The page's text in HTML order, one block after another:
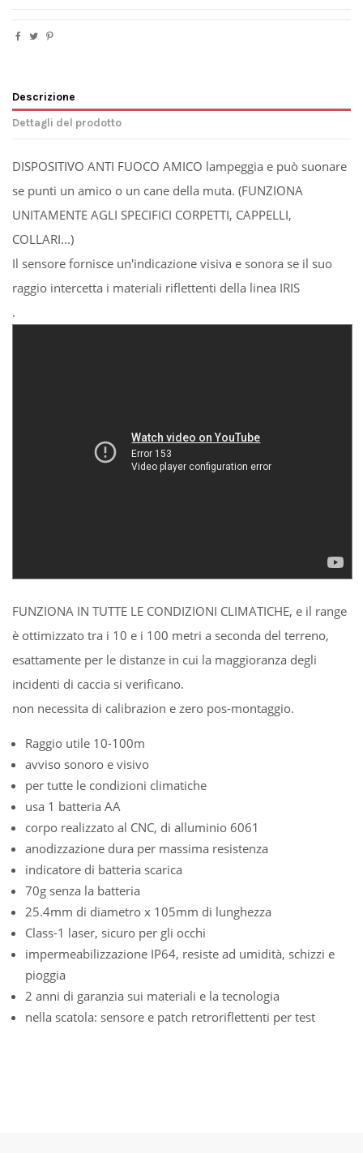
Descrizione
Dettagli del prodotto
DISPOSITIVO ANTI FUOCO AMICO lampeggia e può suonare
se punti un amico o un cane della muta. (FUNZIONA
UNITAMENTE AGLI SPECIFICI CORPETTI, CAPPELLI,
COLLARI...)
Il sensore fornisce un'indicazione visiva e sonora se il suo
raggio intercetta i materiali riflettenti della linea IRIS
.
FUNZIONA IN TUTTE LE CONDIZIONI CLIMATICHE, e il range
è ottimizzato tra i 10 e i 100 metri a seconda del terreno,
esattamente per le distanze in cui la maggioranza degli
incidenti di caccia si verificano.
non necessita di calibrazion e zero pos-montaggio.
Raggio utile 10-100m
avviso sonoro e visivo
per tutte le condizioni climatiche
usa 1 batteria AA
corpo realizzato al CNC, di alluminio 6061
anodizzazione dura per massima resistenza
indicatore di batteria scarica
70g senza la batteria
25.4mm di diametro x 105mm di lunghezza
Class-1 laser, sicuro per gli occhi
impermeabilizzazione IP64, resiste ad umidità, schizzi e
pioggia
2 anni di garanzia sui materiali e la tecnologia
nella scatola: sensore e patch retroriflettenti per test